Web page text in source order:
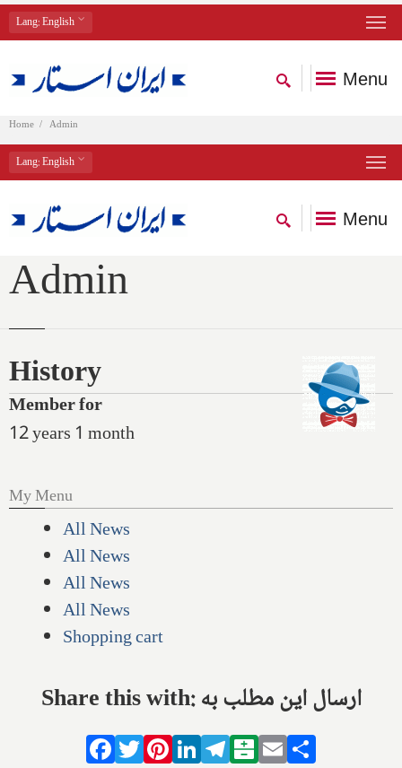
Lang: English
Menu
Home Admin
Lang: English
Menu
Admin
History
Member for
12 years 1 month
My Menu
All News
All News
All News
All News
Shopping cart
Share this with: ارسال این مطلب به
Facebook
TwitterPinterestLinkedIn
Telegram
Balatarin
Email